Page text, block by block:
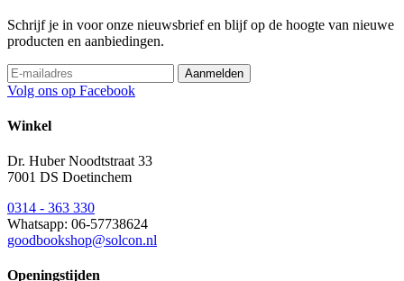
Schrijf je in voor onze nieuwsbrief en blijf op de hoogte van nieuwe
producten en aanbiedingen.
Volg ons op Facebook
Winkel
Dr. Huber Noodtstraat 33
7001 DS Doetinchem
0314 - 363 330
Whatsapp: 06-57738624
goodbookshop@solcon.nl
Openingstijden